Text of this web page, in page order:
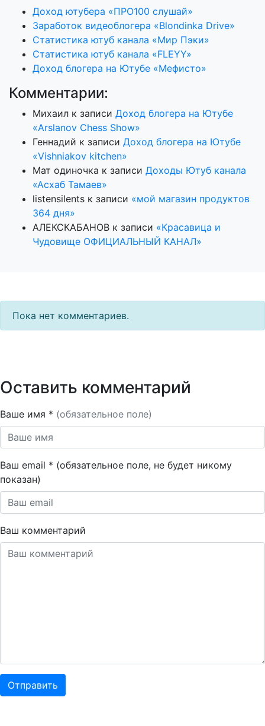
Доход ютубера «ПРО100 слушай»
Заработок видеоблогера «Blondinka Drive»
Статистика ютуб канала «Мир Пэки»
Статистика ютуб канала «FLEYY»
Доход блогера на Ютубе «Мефисто»
Комментарии:
Михаил к записи Доход блогера на Ютубе
«Arslanov Chess Show»
Геннадий к записи Доход блогера на Ютубе
«Vishniakov kitchen»
Мат одиночка к записи Доходы Ютуб канала
«Асхаб Тамаев»
listensilents к записи «мой магазин продуктов
364 дня»
АЛЕКСКАБАНОВ к записи «Красавица и
Чудовище ОФИЦИАЛЬНЫЙ КАНАЛ»
Пока нет комментариев.
Оставить комментарий
Ваше имя * (обязательное поле)
Ваш email * (обязательное поле, не будет никому
показан)
Ваш комментарий